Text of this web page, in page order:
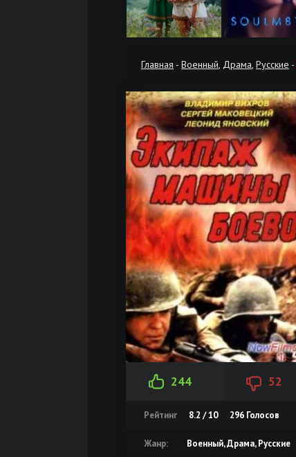
Главная - Военный, Драма, Русские -
244 52
Рейтинг 8.2 / 10 296 Голосов
Жанр: Военный, Драма, Русские